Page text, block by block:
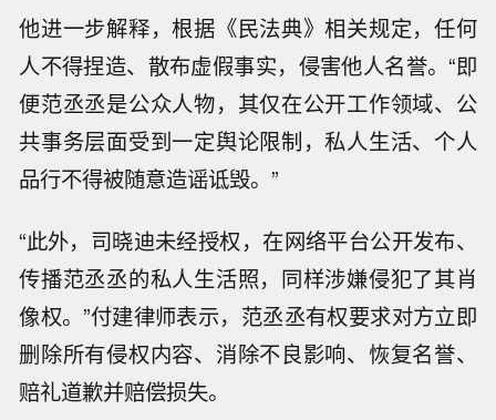
他进一步解释，根据《民法典》相关规定，任何
人不得捏造、散布虚假事实，侵害他人名誉。“即
便范丞丞是公众人物，其仅在公开工作领域、公
共事务层面受到一定舆论限制，私人生活、个人
品行不得被随意造谣诋毁。”
“此外，司晓迪未经授权，在网络平台公开发布、
传播范丞丞的私人生活照，同样涉嫌侵犯了其肖
像权。”付建律师表示，范丞丞有权要求对方立即
删除所有侵权内容、消除不良影响、恢复名誉、
赔礼道歉并赔偿损失。